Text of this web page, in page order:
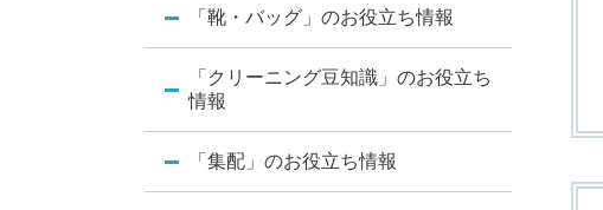
「靴・バッグ」のお役立ち情報
「クリーニング豆知識」のお役立ち
情報
「集配」のお役立ち情報